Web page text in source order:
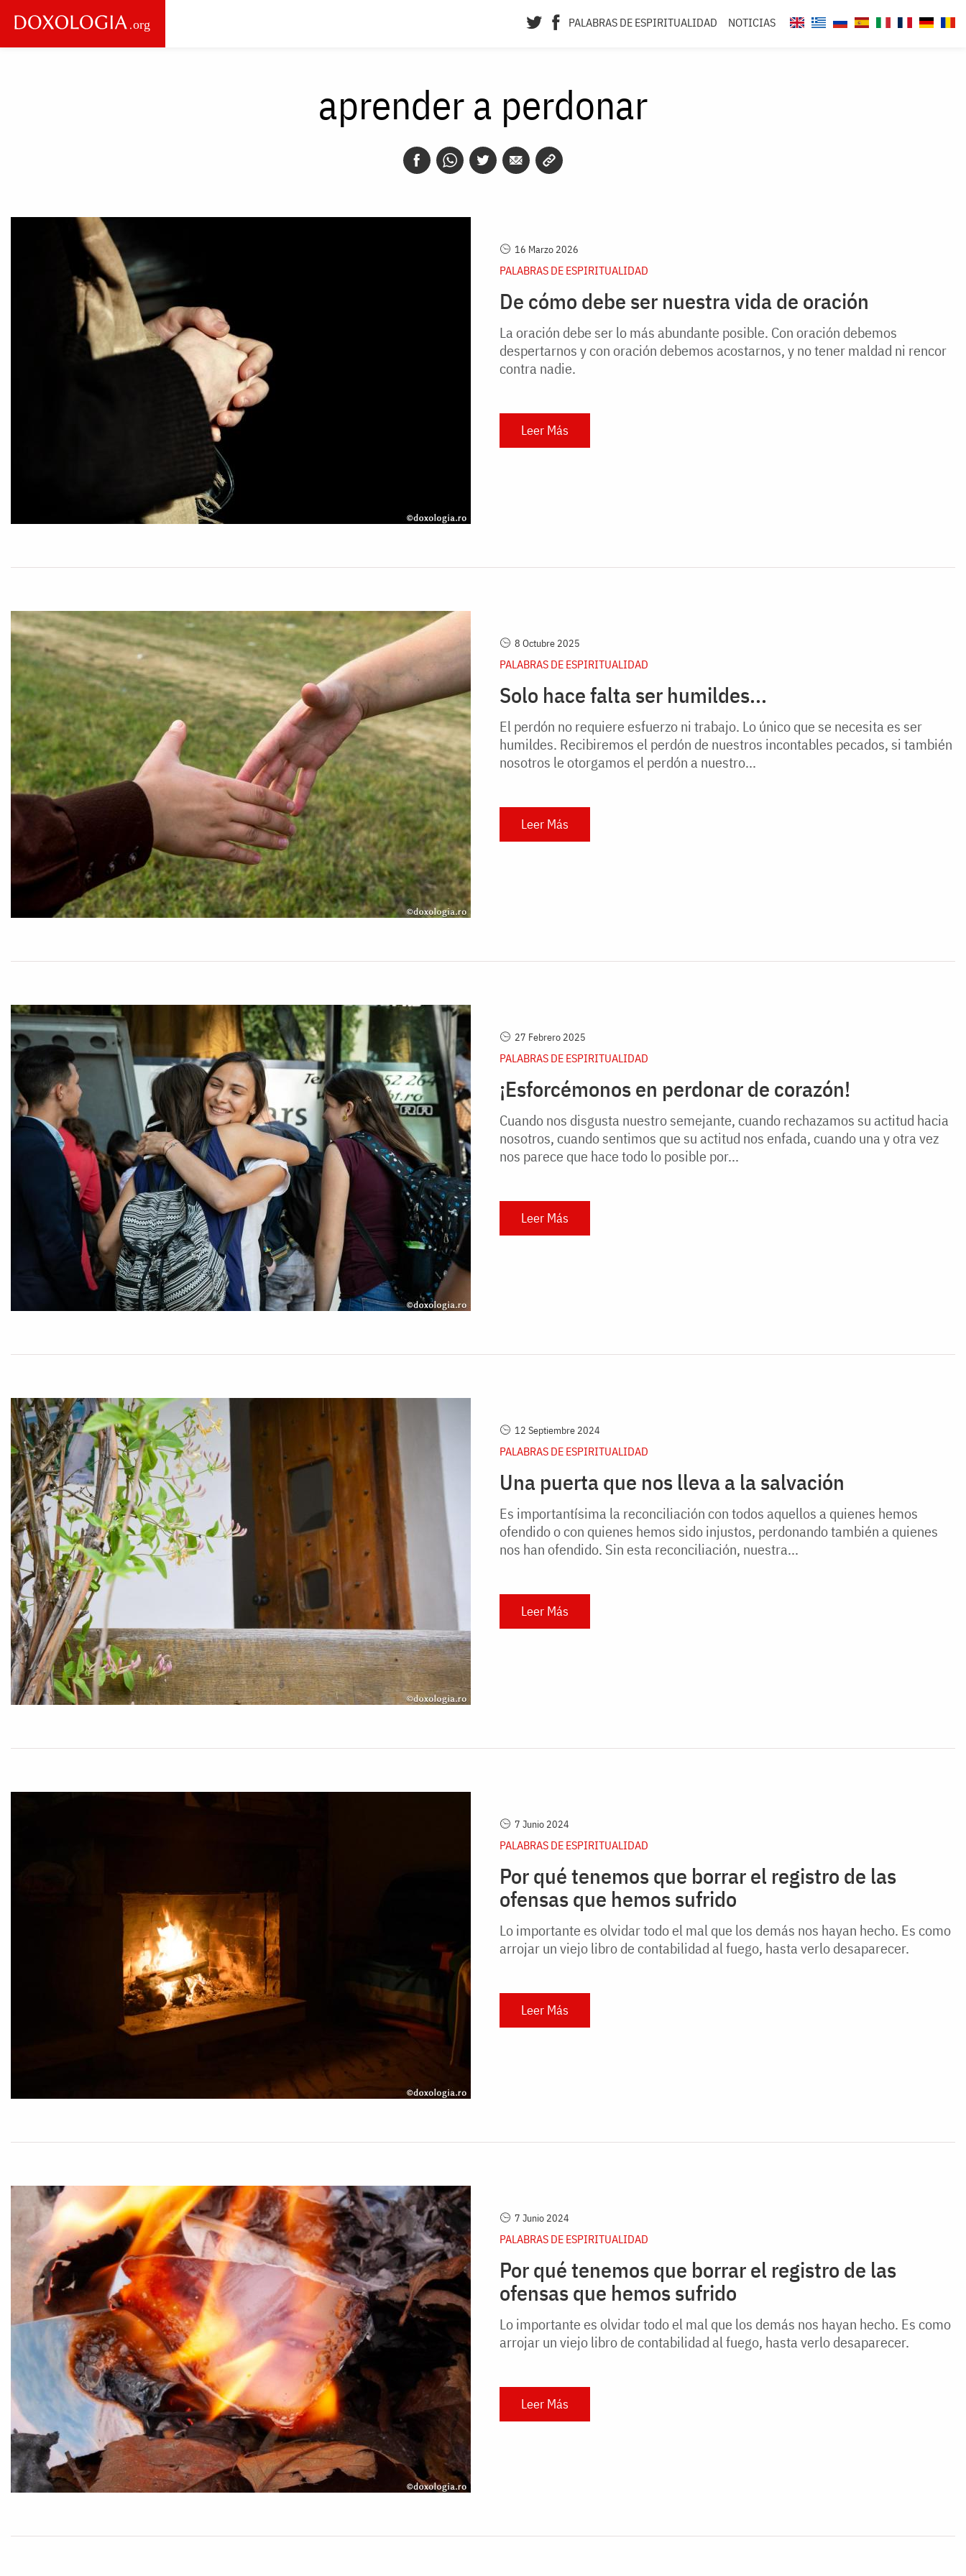
PALABRAS DE ESPIRITUALIDAD NOTICIAS
aprender a perdonar
16 Marzo 2026
PALABRAS DE ESPIRITUALIDAD
De cómo debe ser nuestra vida de oración
La oración debe ser lo más abundante posible. Con oración debemos
despertarnos y con oración debemos acostarnos, y no tener maldad ni rencor
contra nadie.
Leer Más
8 Octubre 2025
PALABRAS DE ESPIRITUALIDAD
Solo hace falta ser humildes...
El perdón no requiere esfuerzo ni trabajo. Lo único que se necesita es ser
humildes. Recibiremos el perdón de nuestros incontables pecados, si también
nosotros le otorgamos el perdón a nuestro...
Leer Más
27 Febrero 2025
PALABRAS DE ESPIRITUALIDAD
¡Esforcémonos en perdonar de corazón!
Cuando nos disgusta nuestro semejante, cuando rechazamos su actitud hacia
nosotros, cuando sentimos que su actitud nos enfada, cuando una y otra vez
nos parece que hace todo lo posible por...
Leer Más
12 Septiembre 2024
PALABRAS DE ESPIRITUALIDAD
Una puerta que nos lleva a la salvación
Es importantísima la reconciliación con todos aquellos a quienes hemos
ofendido o con quienes hemos sido injustos, perdonando también a quienes
nos han ofendido. Sin esta reconciliación, nuestra...
Leer Más
7 Junio 2024
PALABRAS DE ESPIRITUALIDAD
Por qué tenemos que borrar el registro de las
ofensas que hemos sufrido
Lo importante es olvidar todo el mal que los demás nos hayan hecho. Es como
arrojar un viejo libro de contabilidad al fuego, hasta verlo desaparecer.
Leer Más
7 Junio 2024
PALABRAS DE ESPIRITUALIDAD
Por qué tenemos que borrar el registro de las
ofensas que hemos sufrido
Lo importante es olvidar todo el mal que los demás nos hayan hecho. Es como
arrojar un viejo libro de contabilidad al fuego, hasta verlo desaparecer.
Leer Más